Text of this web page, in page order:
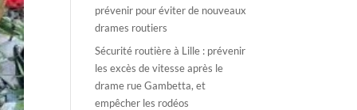
prévenir pour éviter de nouveaux
drames routiers
Sécurité routière à Lille : prévenir
les excès de vitesse après le
drame rue Gambetta, et
empêcher les rodéos